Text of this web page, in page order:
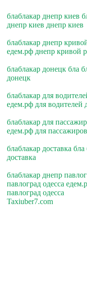
блаблакар днепр киев
днепр киев днепр киев
блаблакар днепр
едем.рф днепр кривой
блаблакар донецк бла
донецк
блаблакар для
едем.рф для водителей
блаблакар для
едем.рф для
блаблакар доставка
доставка
блаблакар днепр
павлоград одесса
павлоград одесса
Taxiuber7.com